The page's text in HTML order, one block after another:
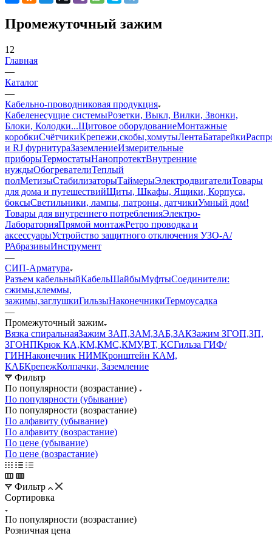
Промежуточный зажим
12
Главная
—
Каталог
—
Кабельно-проводниковая продукция
Кабеленесущие системыРозетки, Выкл, Вилки, Звонки,
Блоки, Колодки...Щитовое оборудованиеМонтажные
коробкиСчётчикиКрепежи,скобы,хомутыЛентаБатарейки
и RJ фурнитураЗаземлениеИзмерительные
приборыТермостатыНанопротектВнутренние
нуждыОбогревателиТеплый
полМетизыСтабилизаторыТаймерыЭлектродвигателиТовары
для дома и путешествийЩиты, Шкафы, Ящики, Корпуса,
боксыСветильники, лампы, патроны, датчикиУмный дом!
Товары для внутреннего потребленияЭлектро-
ЛабораторияПрямой монтажРетро проводка и
аксессуарыУстройство защитного отключения УЗО-А/
РАбразивыИнструмент
—
СИП-Арматура
Разъем кабельныйКабельШайбыМуфтыСоединители:
сжимы,клеммы,
зажимы,заглушкиГильзыНаконечникиТермоусадка
—
Промежуточный зажим
Вязка спиральнаяЗажим ЗАП,ЗАМ,ЗАБ,ЗАКЗажим ЗГОП,ЗП,
ЗГОНПКрюк КА,КМ,КМС,КМУ,ВТ, КСГильза ГИФ/
ГИННаконечник НИМКронштейн КАМ,
КАБКрепежКолпачки, Заземление
Фильтр
По популярности (возрастание)
По популярности (убывание)
По популярности (возрастание)
По алфавиту (убывание)
По алфавиту (возрастание)
По цене (убывание)
По цене (возрастание)
Фильтр
Сортировка
По популярности (возрастание)
Розничная цена